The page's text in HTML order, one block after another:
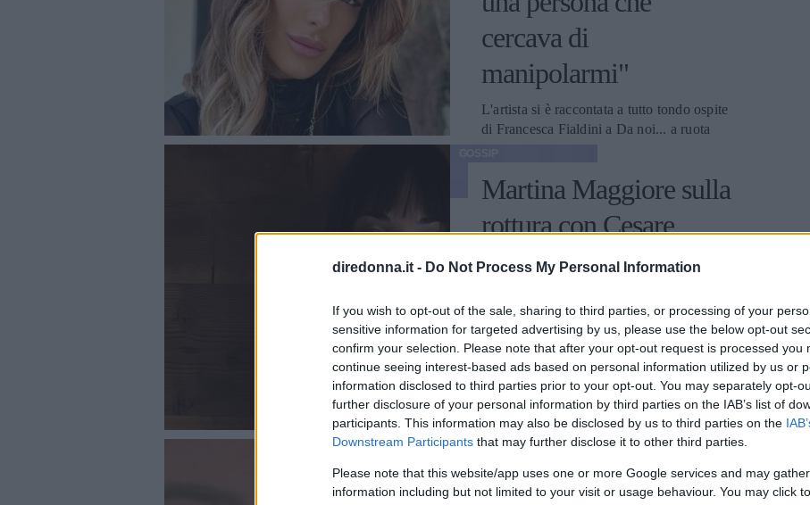
diredonna.it - Do Not Process My Personal Information
If you wish to opt-out of the sale, sharing to third parties, or processing of your
sensitive information for targeted advertising by us, please use the below opt-out
confirm your selection. Please note that after your opt-out request is processed you
continue seeing interest-based ads based on personal information utilized by us or
information disclosed to third parties prior to your opt-out. You may separately opt-
further disclosure of your personal information by third parties on the IAB’s list of
participants. This information may also be disclosed by us to third parties on the
Downstream Participants that may further disclose it to other third parties.
Please note that this website/app uses one or more Google services and may
information including but not limited to your visit or usage behaviour. You may click
cercava di
manipolarmi"
L'artista si è raccontata a tutto tondo ospite
di Francesca Fialdini a Da noi... a ruota
questioni della sua vita privata.
EMMA PIETRAROSA
Martina Maggiore sulla
rottura con Cesare
Cremonini: "Lo amerò
chiamatemi 'La ex di'"
La 26enne ha raccontato alcuni retroscena
in merito alla fine della relazione con il
cantante, dopo tre anni d'amore.
EMMA PIETRAROSA
GOSSIP
Sophie Codegoni